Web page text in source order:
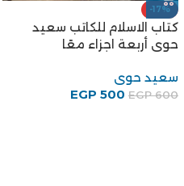
-17%
كتاب الاسلام للكاتب سعيد
حوى أربعة اجزاء معًا
سعيد حوى
EGP600
EGP 500